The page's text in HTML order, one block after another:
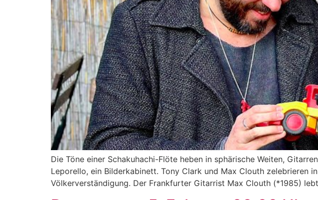
Die Töne einer Schakuhachi-Flöte heben in sphärische Weiten,
Leporello, ein Bilderkabinett. Tony Clark und Max Clouth zelebrieren
Völkerverständigung. Der Frankfurter Gitarrist Max Clouth (*1985)